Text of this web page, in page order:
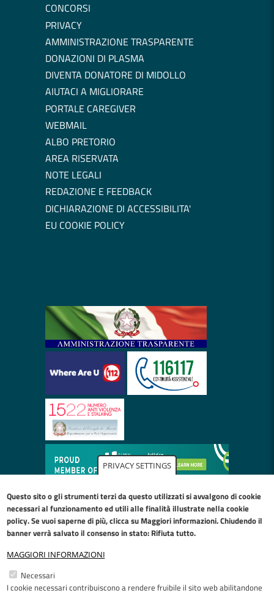
PRIVACY SETTINGS
Questo sito o gli strumenti terzi da questo utilizzati si avvalgono di cookie
necessari al funzionamento ed utili alle finalità illustrate nellacookie
policy. Se vuoi saperne di più, clicca su Maggiori informazioni. Chiudendo il
banner verrà salvato il consenso in stato: Rifiuta tutto.
MAGGIORI INFORMAZIONI
Necessari
I cookie necessari contribuiscono a rendere fruibile il sito web abilitandone
CONCORSI
PRIVACY
AMMINISTRAZIONE TRASPARENTE
DONAZIONI DI PLASMA
DIVENTA DONATORE DI MIDOLLO
AIUTACI A MIGLIORARE
PORTALE CAREGIVER
WEBMAIL
ALBO PRETORIO
AREA RISERVATA
NOTE LEGALI
REDAZIONE E FEEDBACK
DICHIARAZIONE DI ACCESSIBILITA'
EU COOKIE POLICY
Restiamo in contatto